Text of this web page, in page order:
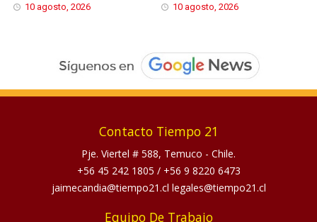
10 agosto, 2026 10 agosto, 2026
Contacto Tiempo 21
Pje. Viertel # 588, Temuco - Chile.
+56 45 242 1805 / +56 9 8220 6473
jaimecandia@tiempo21.cl legales@tiempo21.cl
Equipo De Trabajo